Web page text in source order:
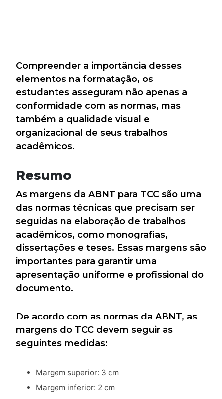
Compreender a importância desses
elementos na formatação, os
estudantes asseguram não apenas a
conformidade com as normas, mas
também a qualidade visual e
organizacional de seus trabalhos
acadêmicos.
Resumo
As margens da ABNT para TCC são uma
das normas técnicas que precisam ser
seguidas na elaboração de trabalhos
acadêmicos, como monografias,
dissertações e teses. Essas margens são
importantes para garantir uma
apresentação uniforme e profissional do
documento.
De acordo com as normas da ABNT, as
margens do TCC devem seguir as
seguintes medidas:
Margem superior: 3 cm
Margem inferior: 2 cm